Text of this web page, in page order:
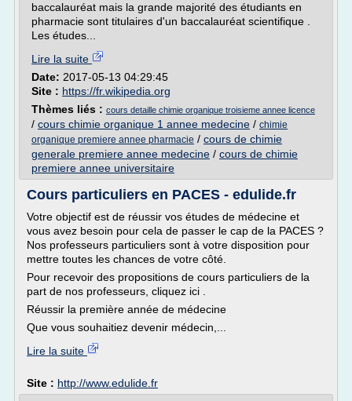
baccalauréat mais la grande majorité des étudiants en
pharmacie sont titulaires d'un baccalauréat scientifique .
Les études...
Lire la suite
Date: 2017-05-13 04:29:45
Site : https://fr.wikipedia.org
Thèmes liés : cours detaille chimie organique troisieme annee licence
/ cours chimie organique 1 annee medecine / chimie
organique premiere annee pharmacie / cours de chimie
generale premiere annee medecine / cours de chimie
premiere annee universitaire
Cours particuliers en PACES - edulide.fr
Votre objectif est de réussir vos études de médecine et
vous avez besoin pour cela de passer le cap de la PACES ?
Nos professeurs particuliers sont à votre disposition pour
mettre toutes les chances de votre côté.
Pour recevoir des propositions de cours particuliers de la
part de nos professeurs, cliquez ici .
Réussir la première année de médecine
Que vous souhaitiez devenir médecin,...
Lire la suite
Site : http://www.edulide.fr